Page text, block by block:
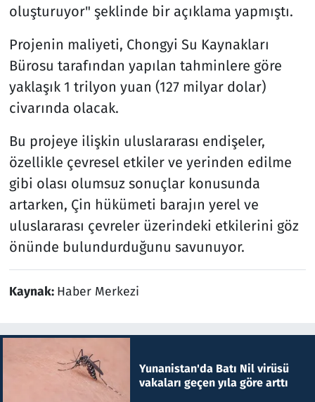
oluşturuyor" şeklinde bir açıklama yapmıştı.
Projenin maliyeti, Chongyi Su Kaynakları
Bürosu tarafından yapılan tahminlere göre
yaklaşık 1 trilyon yuan (127 milyar dolar)
civarında olacak.
Bu projeye ilişkin uluslararası endişeler,
özellikle çevresel etkiler ve yerinden edilme
gibi olası olumsuz sonuçlar konusunda
artarken, Çin hükümeti barajın yerel ve
uluslararası çevreler üzerindeki etkilerini göz
önünde bulundurduğunu savunuyor.
Kaynak: Haber Merkezi
Yunanistan'da Batı Nil virüsü
vakaları geçen yıla göre arttı